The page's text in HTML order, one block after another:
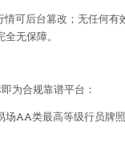
可后台篡改；无任何
无保障。
为合规靠谱平台：
AA类最高等级行员牌